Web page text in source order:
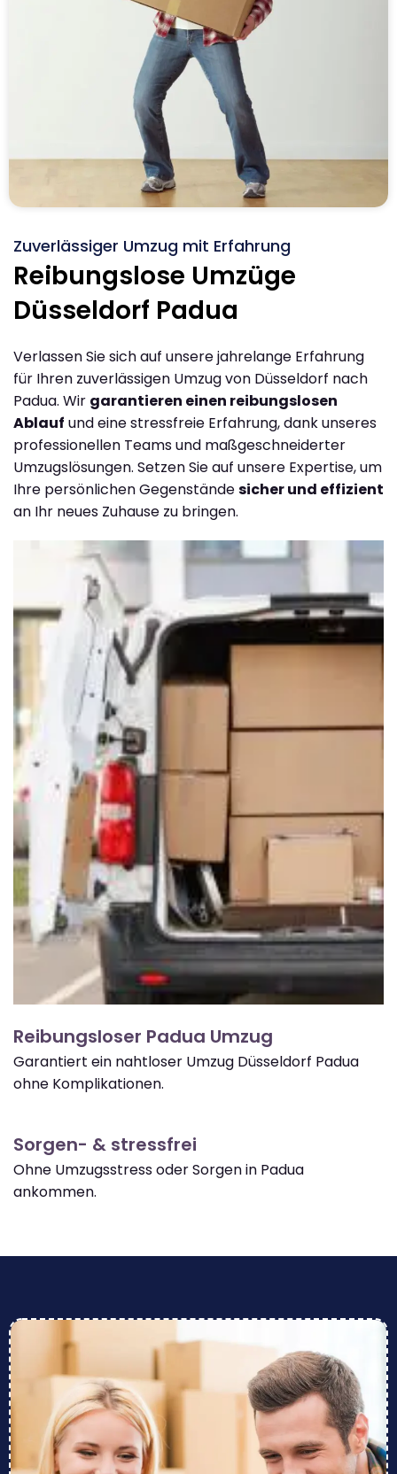
Zuverlässiger Umzug mit Erfahrung
Reibungslose Umzüge
Düsseldorf Padua
Verlassen Sie sich auf unsere jahrelange Erfahrung
für Ihren zuverlässigen Umzug von Düsseldorf nach
Padua. Wir garantieren einen reibungslosen
Ablauf und eine stressfreie Erfahrung, dank unseres
professionellen Teams und maßgeschneiderter
Umzugslösungen. Setzen Sie auf unsere Expertise, um
Ihre persönlichen Gegenständesicher und effizient
an Ihr neues Zuhause zu bringen.
Reibungsloser Padua Umzug
Garantiert ein nahtloser Umzug Düsseldorf Padua
ohne Komplikationen.
Sorgen- & stressfrei
Ohne Umzugsstress oder Sorgen in Padua
ankommen.